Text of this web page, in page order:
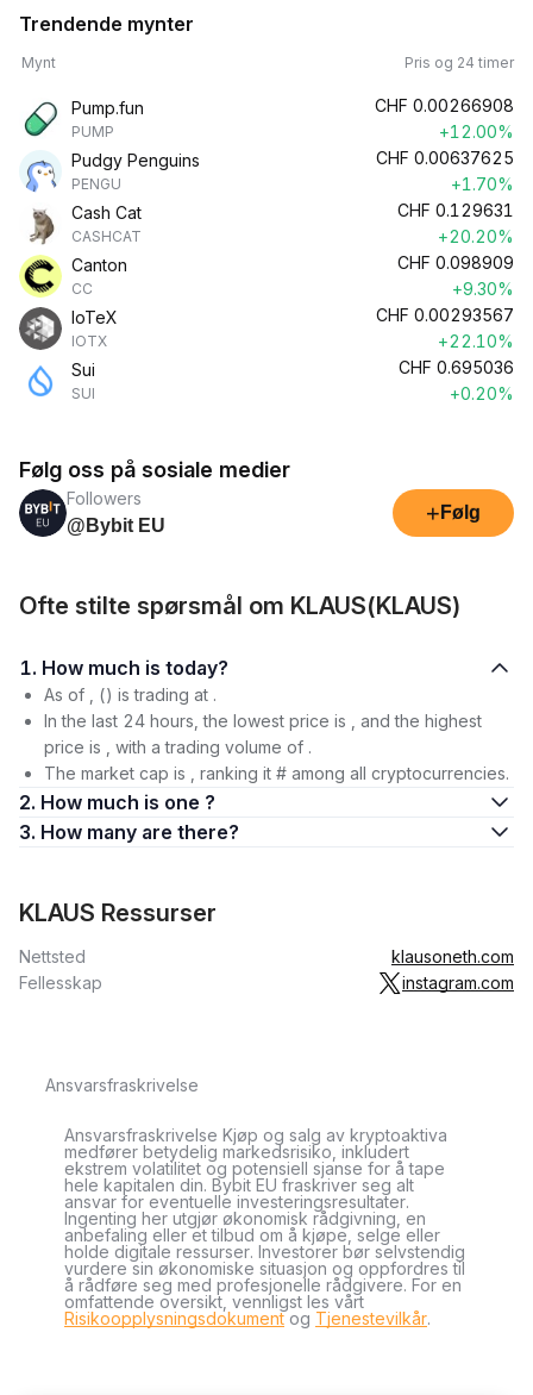
Trendende mynter
Mynt Pris og 24 timer
Pump.fun
PUMP
CHF 0.00266908
+12.00%
Pudgy Penguins
PENGU
CHF 0.00637625
+1.70%
Cash Cat
CASHCAT
CHF 0.129631
+20.20%
Canton
CC
CHF 0.098909
+9.30%
IoTeX
IOTX
CHF 0.00293567
+22.10%
Sui
SUI
CHF 0.695036
+0.20%
Følg oss på sosiale medier
Followers
@Bybit EU
+ Følg
Ofte stilte spørsmål om KLAUS(KLAUS)
1. How much is today?
As of , () is trading at .
In the last 24 hours, the lowest price is , and the highest
price is , with a trading volume of .
The market cap is , ranking it # among all cryptocurrencies.
2. How much is one ?
3. How many are there?
KLAUS Ressurser
Nettsted
klausoneth.com
Fellesskap
instagram.com
Ansvarsfraskrivelse
Ansvarsfraskrivelse Kjøp og salg av kryptoaktiva
medfører betydelig markedsrisiko, inkludert
ekstrem volatilitet og potensiell sjanse for å tape
hele kapitalen din. Bybit EU fraskriver seg alt
ansvar for eventuelle investeringsresultater.
Ingenting her utgjør økonomisk rådgivning, en
anbefaling eller et tilbud om å kjøpe, selge eller
holde digitale ressurser. Investorer bør selvstendig
vurdere sin økonomiske situasjon og oppfordres til
å rådføre seg med profesjonelle rådgivere. For en
omfattende oversikt, vennligst les vårt
Risikoopplysningsdokumentog Tjenestevilkår.